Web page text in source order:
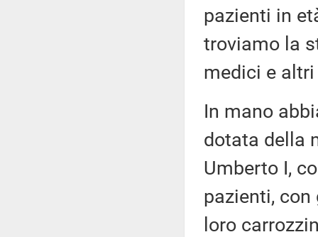
pazienti in
troviamo la
medici e
In mano
dotata della
Umberto I,
pazienti,
loro